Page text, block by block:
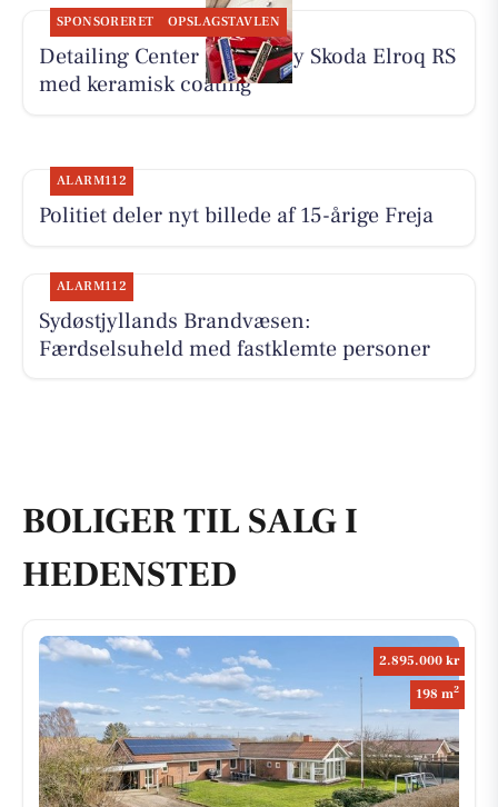
SPONSORERET OPSLAGSTAVLEN
Detailing Center klargør ny Skoda Elroq RS
med keramisk coating
ALARM112
Politiet deler nyt billede af 15-årige Freja
ALARM112
Sydøstjyllands Brandvæsen:
Færdselsuheld med fastklemte personer
BOLIGER TIL SALG I
HEDENSTED
2.895.000 kr
198 m2